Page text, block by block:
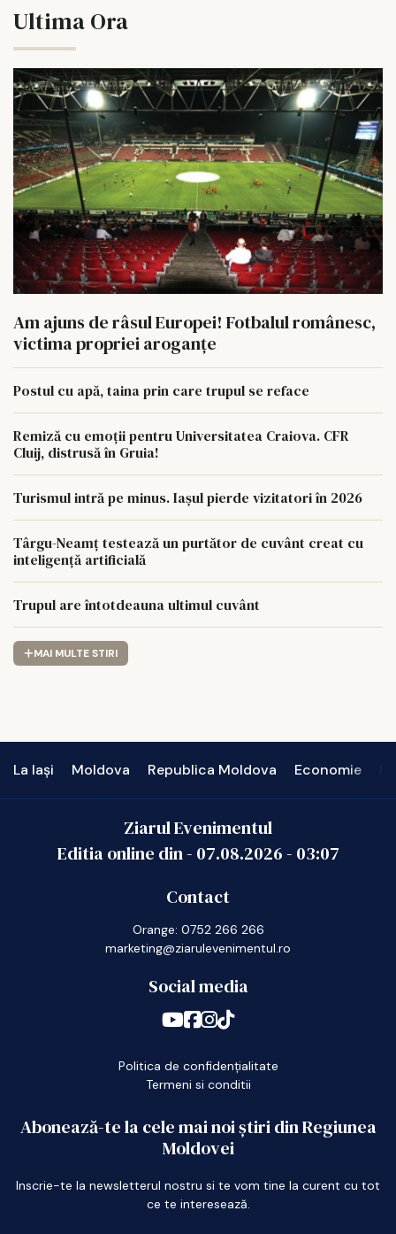
Ultima Ora
Am ajuns de râsul Europei! Fotbalul românesc,
victima propriei aroganțe
Postul cu apă, taina prin care trupul se reface
Remiză cu emoții pentru Universitatea Craiova. CFR
Cluij, distrusă în Gruia!
Turismul intră pe minus. Iașul pierde vizitatori în 2026
Târgu-Neamț testează un purtător de cuvânt creat cu
inteligență artificială
Trupul are întotdeauna ultimul cuvânt
MAI MULTE STIRI
La Iași Moldova Republica Moldova Economie
Ziarul Evenimentul
Editia online din - 07.08.2026- 03:07
Contact
Orange: 0752 266 266
marketing@ziarulevenimentul.ro
Social media
Politica de confidențialitate
Termeni si conditii
Abonează-te la cele mai noi știri din Regiunea
Moldovei
Inscrie-te la newsletterul nostru si te vom tine la curent cu tot
ce te interesează.